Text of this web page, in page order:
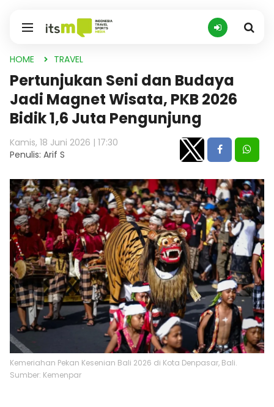
HOME TRAVEL
Pertunjukan Seni dan Budaya
Jadi Magnet Wisata, PKB 2026
Bidik 1,6 Juta Pengunjung
Kamis, 18 Juni 2026 | 17:30
Penulis: Arif S
Kemeriahan Pekan Kesenian Bali 2026 di Kota Denpasar, Bali.
Sumber: Kemenpar